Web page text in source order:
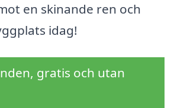
en skinande ren och
idag!
gratis och utan